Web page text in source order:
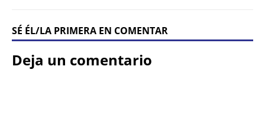
SÉ ÉL/LA PRIMERA EN COMENTAR
Deja un comentario